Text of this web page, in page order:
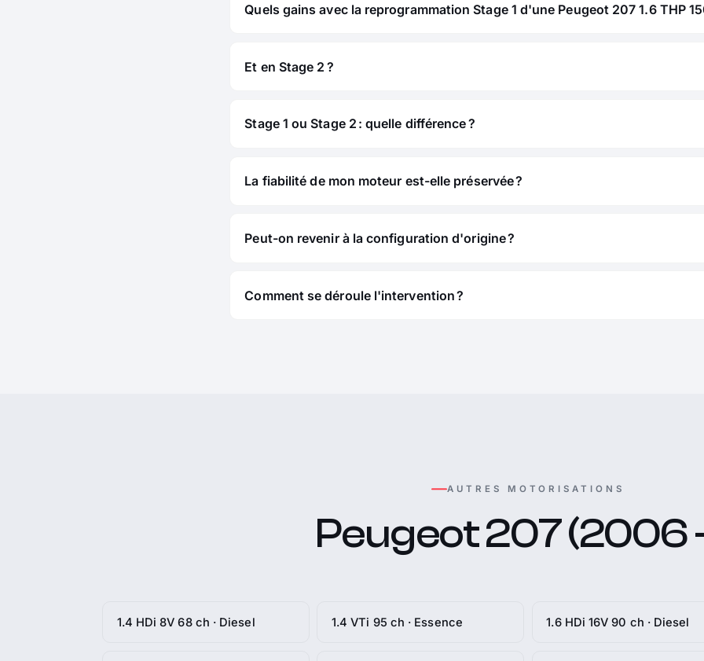
Quels gains avec la reprogrammation Stage 1 d'une Peugeot 207 1.6 THP
Et en Stage 2 ?
Stage 1 ou Stage 2 : quelle différence ?
La fiabilité de mon moteur est-elle préservée ?
Peut-on revenir à la configuration d'origine ?
Comment se déroule l'intervention ?
AUTRES MOTORISATIONS
Peugeot 207 (2006
1.4 HDi 8V 68 ch · Diesel 1.4 VTi 95 ch · Essence 1.6 HDi 16V 90 ch · Diesel